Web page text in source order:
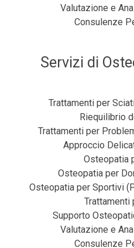
Valutazione e
Consulenze
Servizi di
Trattamenti per
Riequilibrio
Trattamenti per
Approccio
Osteopatia
Osteopatia per
Osteopatia per Sportivi
Trattamenti
Supporto
Valutazione e
Consulenze